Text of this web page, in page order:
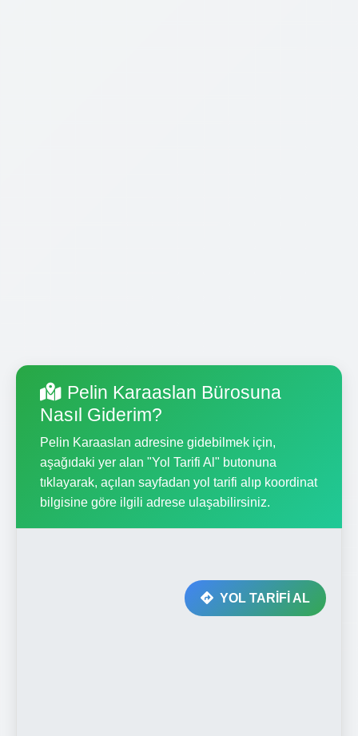
Pelin Karaaslan Bürosuna
Nasıl Giderim?
Pelin Karaaslan adresine gidebilmek için,
aşağıdaki yer alan "Yol Tarifi Al" butonuna
tıklayarak, açılan sayfadan yol tarifi alıp koordinat
bilgisine göre ilgili adrese ulaşabilirsiniz.
YOL TARİFİ AL